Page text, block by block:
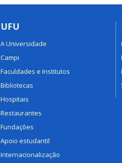
UFU
A Universidade
Campi
Faculdades e Institutos
Bibliotecas
Hospitais
Restaurantes
Fundações
Apoio estudantil
Internacionalização